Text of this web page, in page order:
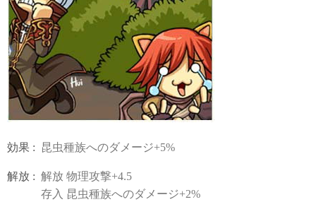
効果 : 昆虫種族へのダメージ+5%
解放 : 解放 物理攻撃+4.5
存入 昆虫種族へのダメージ+2%